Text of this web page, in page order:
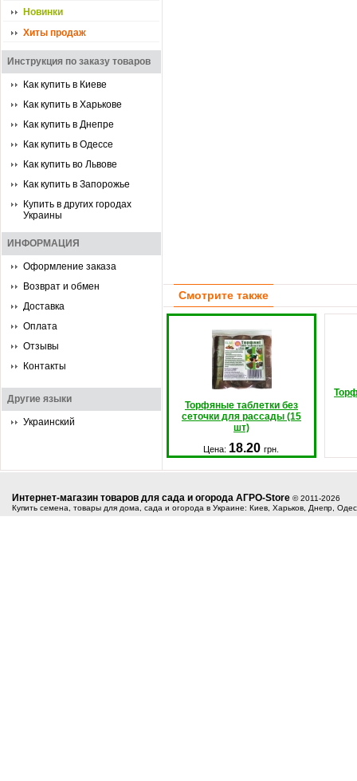
Новинки
Хиты продаж
Инструкция по заказу товаров
Как купить в Киеве
Как купить в Харькове
Как купить в Днепре
Как купить в Одессе
Как купить во Львове
Как купить в Запорожье
Купить в других городах
Украины
ИНФОРМАЦИЯ
Оформление заказа
Возврат и обмен
Доставка
Оплата
Отзывы
Контакты
Другие языки
Украинский
Смотрите также
Торфяные таблетки без
сеточки для рассады (15
шт)
Цена: 18.20грн.
Интернет-магазин товаров для сада и огорода АГРО-Store © 2011-2026
Купить семена, товары для дома, сада и огорода в Украине: Киев, Харьков, Днепр,